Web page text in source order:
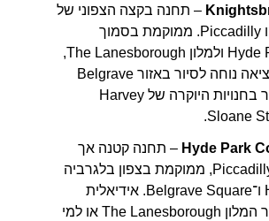
– תחנה בקצה הצפוני של
בלגרביה, על קו Piccadilly. ממוקמת בסמוך
ל־Hyde Park Corner ולמלון ‎The Lanesborough,
ומהווה נקודת יציאה נוחה לסיור באזור ‎Belgrave
Square ולביקור בחנויות היוקרה של ‎Harvey
Hyde Park – תחנה קטנה אך
מרכזית על קו Piccadilly, ממוקמת בצפון בלגרביה
ליד Hyde Park ו־Belgrave Square. אידיאלית
למבקרים באזור המלון ‎The Lanesborough או למי